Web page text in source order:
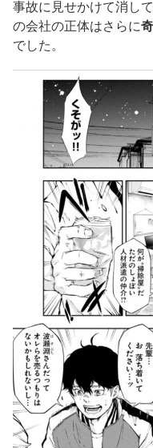
事故に見せかけて消し
の会社の正体はさらに
でした。